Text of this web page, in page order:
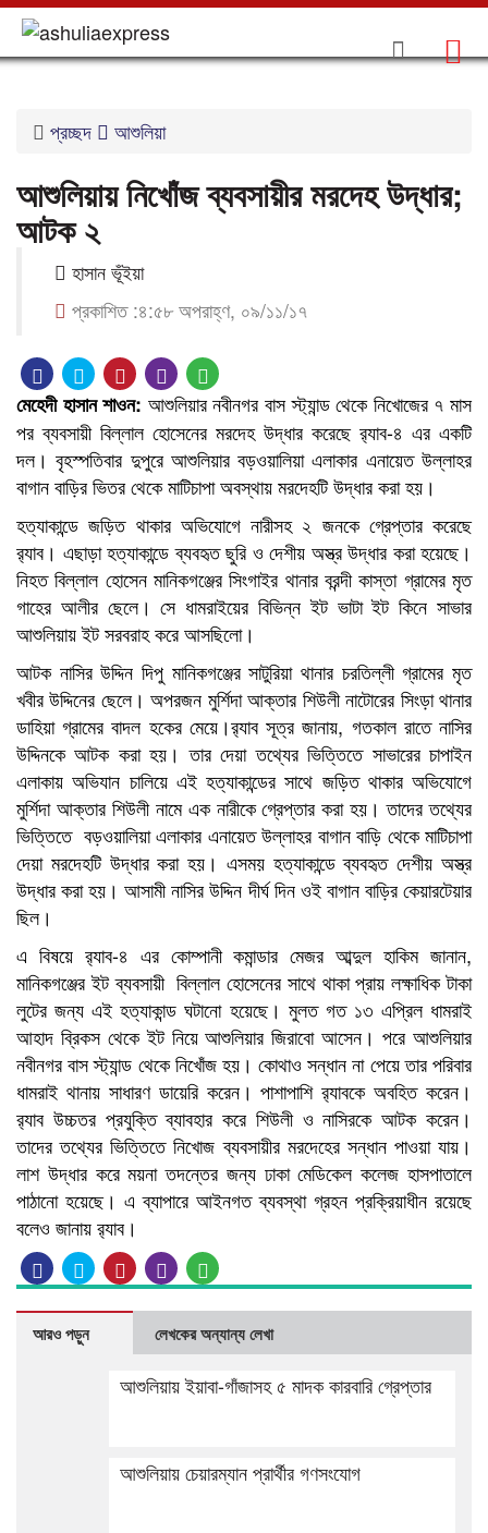
প্রচ্ছদ আশুলিয়া
আশুলিয়ায় নিখোঁজ ব্যবসায়ীর মরদেহ উদ্ধার;
আটক ২
হাসান ভূঁইয়া
প্রকাশিত :৪:৫৮ অপরাহ্ণ, ০৯/১১/১৭
মেহেদী হাসান শাওন: আশুলিয়ার নবীনগর বাস স্ট্যান্ড থেকে নিখোজের ৭ মাস
পর ব্যবসায়ী বিল্লাল হোসেনের মরদেহ উদ্ধার করেছে র‌্যাব-৪ এর একটি
দল। বৃহস্পতিবার দুপুরে আশুলিয়ার বড়ওয়ালিয়া এলাকার এনায়েত উল্লাহর
বাগান বাড়ির ভিতর থেকে মাটিচাপা অবস্থায় মরদেহটি উদ্ধার করা হয়।
হত্যাকান্ডে জড়িত থাকার অভিযোগে নারীসহ ২ জনকে গ্রেপ্তার করেছে
র‌্যাব। এছাড়া হত্যাকান্ডে ব্যবহৃত ছুরি ও দেশীয় অস্ত্র উদ্ধার করা হয়েছে।
নিহত বিল্লাল হোসেন মানিকগঞ্জের সিংগাইর থানার বরন্দী কাস্তা গ্রামের মৃত
গাহের আলীর ছেলে। সে ধামরাইয়ের বিভিন্ন ইট ভাটা ইট কিনে সাভার
আশুলিয়ায় ইট সরবরাহ করে আসছিলো।
আটক নাসির উদ্দিন দিপু মানিকগঞ্জের সাটুরিয়া থানার চরতিল্লী গ্রামের মৃত
খবীর উদ্দিনের ছেলে। অপরজন মুর্শিদা আক্তার শিউলী নাটোরের সিংড়া থানার
ডাহিয়া গ্রামের বাদল হকের মেয়ে।র‍্যাব সূত্র জানায়, গতকাল রাতে নাসির
উদ্দিনকে আটক করা হয়। তার দেয়া তথ্যের ভিত্তিতে সাভারের চাপাইন
এলাকায় অভিযান চালিয়ে এই হত্যাকান্ডের সাথে জড়িত থাকার অভিযোগে
মুর্শিদা আক্তার শিউলী নামে এক নারীকে গ্রেপ্তার করা হয়। তাদের তথ্যের
ভিত্তিতে বড়ওয়ালিয়া এলাকার এনায়েত উল্লাহর বাগান বাড়ি থেকে মাটিচাপা
দেয়া মরদেহটি উদ্ধার করা হয়। এসময় হত্যাকান্ডে ব্যবহৃত দেশীয় অস্ত্র
উদ্ধার করা হয়। আসামী নাসির উদ্দিন দীর্ঘ দিন ওই বাগান বাড়ির কেয়ারটেয়ার
ছিল।
এ বিষয়ে র‌্যাব-৪ এর কোম্পানী কমান্ডার মেজর আব্দুল হাকিম জানান,
মানিকগঞ্জের ইট ব্যবসায়ী বিল্লাল হোসেনের সাথে থাকা প্রায় লক্ষাধিক টাকা
লুটের জন্য এই হত্যাকান্ড ঘটানো হয়েছে। মুলত গত ১৩ এপ্রিল ধামরাই
আহাদ ব্রিকস থেকে ইট নিয়ে আশুলিয়ার জিরাবো আসেন। পরে আশুলিয়ার
নবীনগর বাস স্ট্যান্ড থেকে নিখোঁজ হয়। কোথাও সন্ধান না পেয়ে তার পরিবার
ধামরাই থানায় সাধারণ ডায়েরি করেন। পাশাপাশি র‌্যাবকে অবহিত করেন।
র‍্যাব উচ্চতর প্রযুক্তি ব্যাবহার করে শিউলী ও নাসিরকে আটক করেন।
তাদের তথ্যের ভিত্তিতে নিখোজ ব্যবসায়ীর মরদেহের সন্ধান পাওয়া যায়।
লাশ উদ্ধার করে ময়না তদন্তের জন্য ঢাকা মেডিকেল কলেজ হাসপাতালে
পাঠানো হয়েছে। এ ব্যাপারে আইনগত ব্যবস্থা গ্রহন প্রক্রিয়াধীন রয়েছে
বলেও জানায় র‍্যাব।
আরও পড়ুন লেখকের অন্যান্য লেখা
আশুলিয়ায় ইয়াবা-গাঁজাসহ ৫ মাদক কারবারি গ্রেপ্তার
আশুলিয়ায় চেয়ারম্যান প্রার্থীর গণসংযোগ